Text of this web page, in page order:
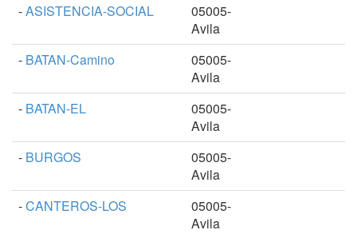
-ASISTENCIA-SOCIAL
05005-
Avila
- BATAN-Camino
05005-
Avila
- BATAN-EL
05005-
Avila
- BURGOS
05005-
Avila
-CANTEROS-LOS
05005-
Avila